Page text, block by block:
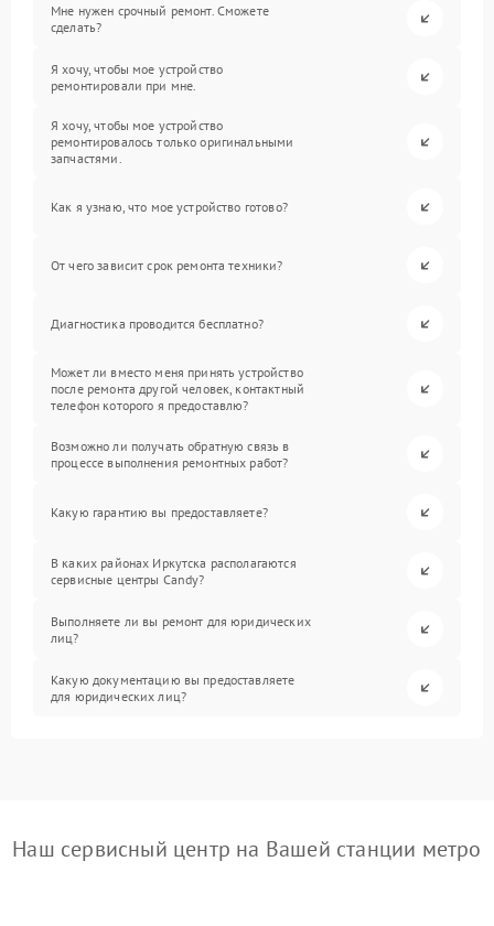
Мне нужен срочный ремонт. Сможете
сделать?
Я хочу, чтобы мое устройство
ремонтировали при мне.
Я хочу, чтобы мое устройство
ремонтировалось только оригинальными
запчастями.
Как я узнаю, что мое устройство готово?
От чего зависит срок ремонта техники?
Диагностика проводится бесплатно?
Может ли вместо меня принять устройство
после ремонта другой человек, контактный
телефон которого я предоставлю?
Возможно ли получать обратную связь в
процессе выполнения ремонтных работ?
Какую гарантию вы предоставляете?
В каких районах Иркутска располагаются
сервисные центры Candy?
Выполняете ли вы ремонт для юридических
лиц?
Какую документацию вы предоставляете
для юридических лиц?
Наш сервисный центр на Вашей станции метро